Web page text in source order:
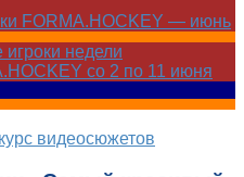
FORMA.HOCKEY — июнь
недели
со 2 по 11 июня
видеосюжетов